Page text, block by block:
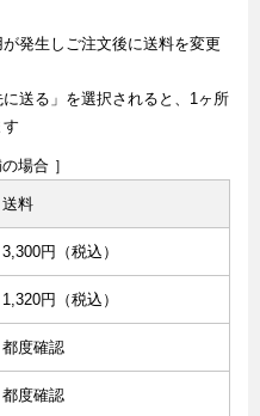
発生しご注文後に送料を変更
送る」を選択されると、1ヶ所
場合 ］
送料
3,300円（税込）
1,320円（税込）
都度確認
都度確認